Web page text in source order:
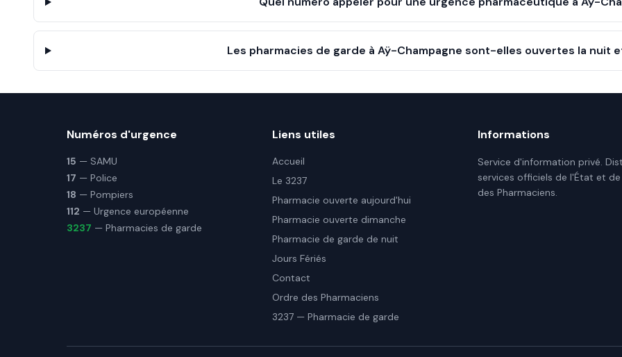
Les pharmacies de garde à Aÿ-Champagne sont-elles ouvertes la nuit
Numéros d'urgence
15 — SAMU
17 — Police
18 — Pompiers
112 — Urgence européenne
3237 — Pharmacies de garde
Liens utiles
Accueil
Le 3237
Pharmacie ouverte aujourd'hui
Pharmacie ouverte dimanche
Pharmacie de garde de nuit
Jours Fériés
Contact
Ordre des Pharmaciens
3237 — Pharmacie de garde
Informations
Service d'information privé.
services officiels de l'État et
des Pharmaciens.